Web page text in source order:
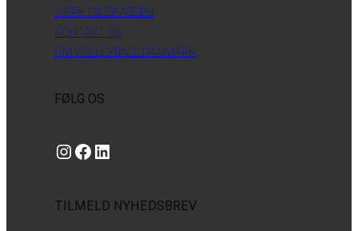
VÆRKTØJSKASSEN
KONTAKT OS
OM VOLLEYBALL DANMARK
FØLG OS
Instagram https://www.facebook.com/danishbeachvolleytour LinkedIn
TILMELD NYHEDSBREV